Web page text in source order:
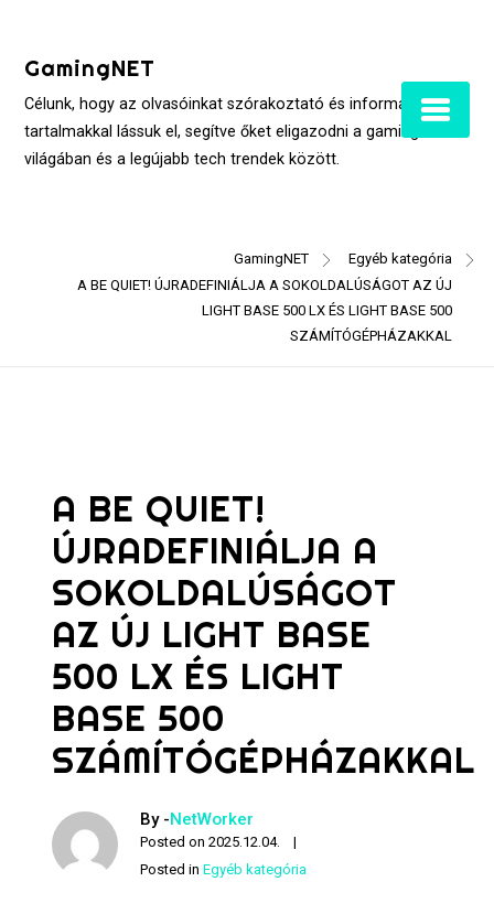
contentGamingNET
Célunk, hogy az olvasóinkat szórakoztató és informatív
tartalmakkal lássuk el, segítve őket eligazodni a gaming
világában és a legújabb tech trendek között.
GamingNET
Egyéb kategória
A BE QUIET! ÚJRADEFINIÁLJA A SOKOLDALÚSÁGOT AZ ÚJ
LIGHT BASE 500 LX ÉS LIGHT BASE 500
SZÁMÍTÓGÉPHÁZAKKAL
A BE QUIET!
ÚJRADEFINIÁLJA A
SOKOLDALÚSÁGOT
AZ ÚJ LIGHT BASE
500 LX ÉS LIGHT
BASE 500
SZÁMÍTÓGÉPHÁZAKKAL
By -NetWorker
Posted on2025.12.04.
Posted inEgyéb kategória